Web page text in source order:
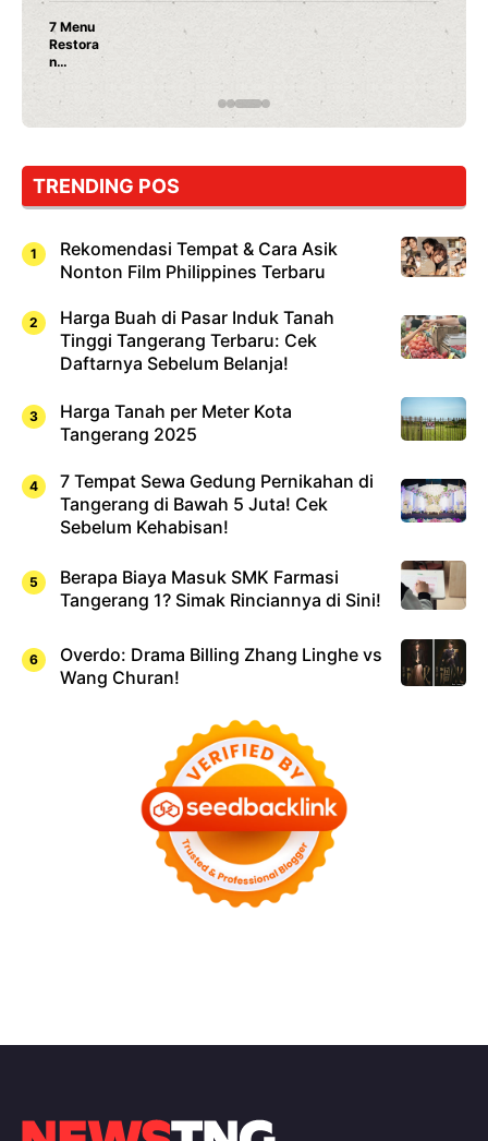
Nunung Srimulat & Vicky Prasetyo Buka Restoran
Rahasia Mami Bikin Nagih!
TRENDING POS
Rekomendasi Tempat & Cara Asik
Nonton Film Philippines Terbaru
Harga Buah di Pasar Induk Tanah
Tinggi Tangerang Terbaru: Cek
Daftarnya Sebelum Belanja!
Harga Tanah per Meter Kota
Tangerang 2025
7 Tempat Sewa Gedung Pernikahan di
Tangerang di Bawah 5 Juta! Cek
Sebelum Kehabisan!
Berapa Biaya Masuk SMK Farmasi
Tangerang 1? Simak Rinciannya di Sini!
Overdo: Drama Billing Zhang Linghe vs
Wang Churan!